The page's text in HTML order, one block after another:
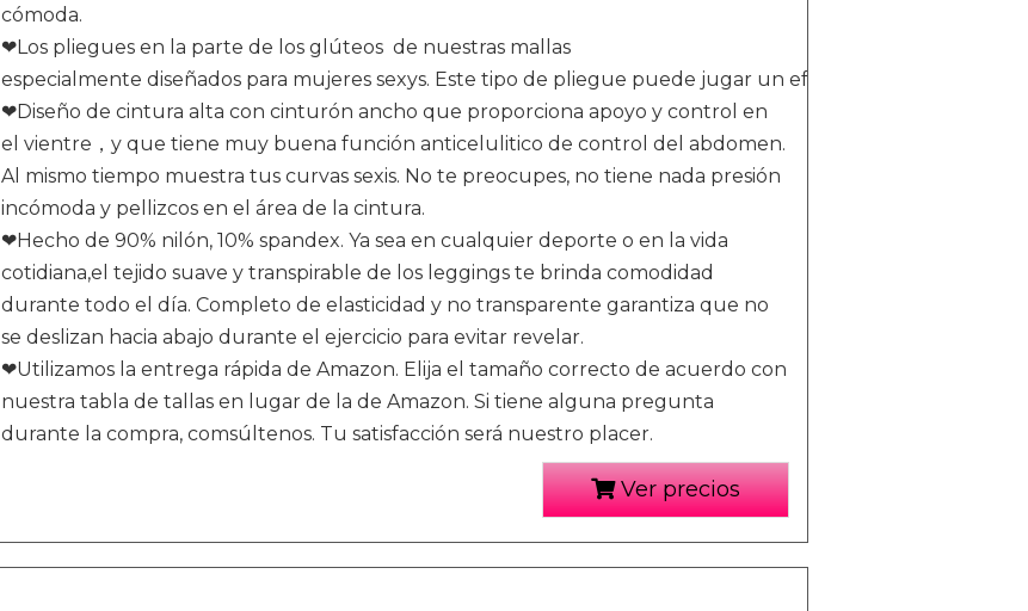
cómoda.
❤Los pliegues en la parte de los glúteos de nuestras mallas
especialmente diseñados para mujeres sexys. Este tipo de pliegue puede jugar un efecto de
❤Diseño de cintura alta con cinturón ancho que proporciona apoyo y control en
el vientre，y que tiene muy buena función anticelulitico de control del abdomen.
Al mismo tiempo muestra tus curvas sexis. No te preocupes, no tiene nada presión
incómoda y pellizcos en el área de la cintura.
❤Hecho de 90% nilón, 10% spandex. Ya sea en cualquier deporte o en la vida
cotidiana,el tejido suave y transpirable de los leggings te brinda comodidad
durante todo el día. Completo de elasticidad y no transparente garantiza que no
se deslizan hacia abajo durante el ejercicio para evitar revelar.
❤Utilizamos la entrega rápida de Amazon. Elija el tamaño correcto de acuerdo con
nuestra tabla de tallas en lugar de la de Amazon. Si tiene alguna pregunta
durante la compra, comsúltenos. Tu satisfacción será nuestro placer.
Ver precios